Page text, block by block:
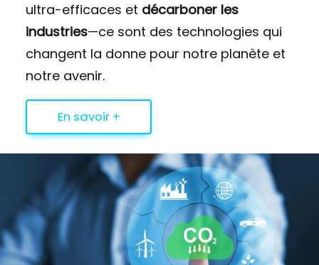
ultra-efficaces et décarboner les
industries—ce sont des technologies qui
changent la donne pour notre planète et
notre avenir.
En savoir +